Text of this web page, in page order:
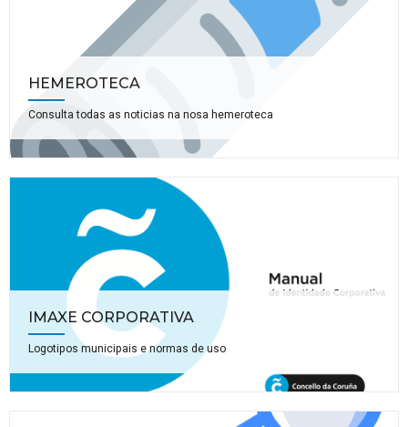
HEMEROTECA
Consulta todas as noticias na nosa hemeroteca
IMAXE CORPORATIVA
Logotipos municipais e normas de uso